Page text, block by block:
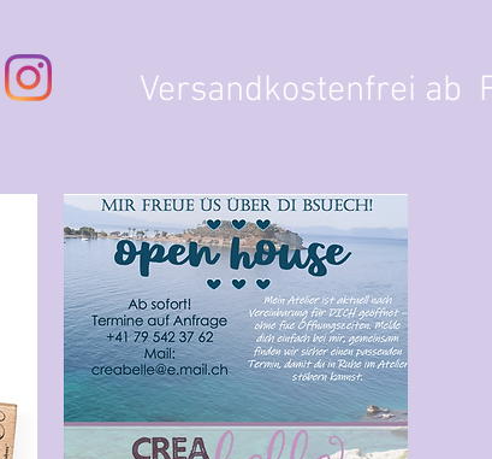
Versandkostenfrei ab